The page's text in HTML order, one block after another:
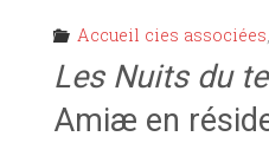
Accueil cies associées,
Les Nuits du
Amiæ en